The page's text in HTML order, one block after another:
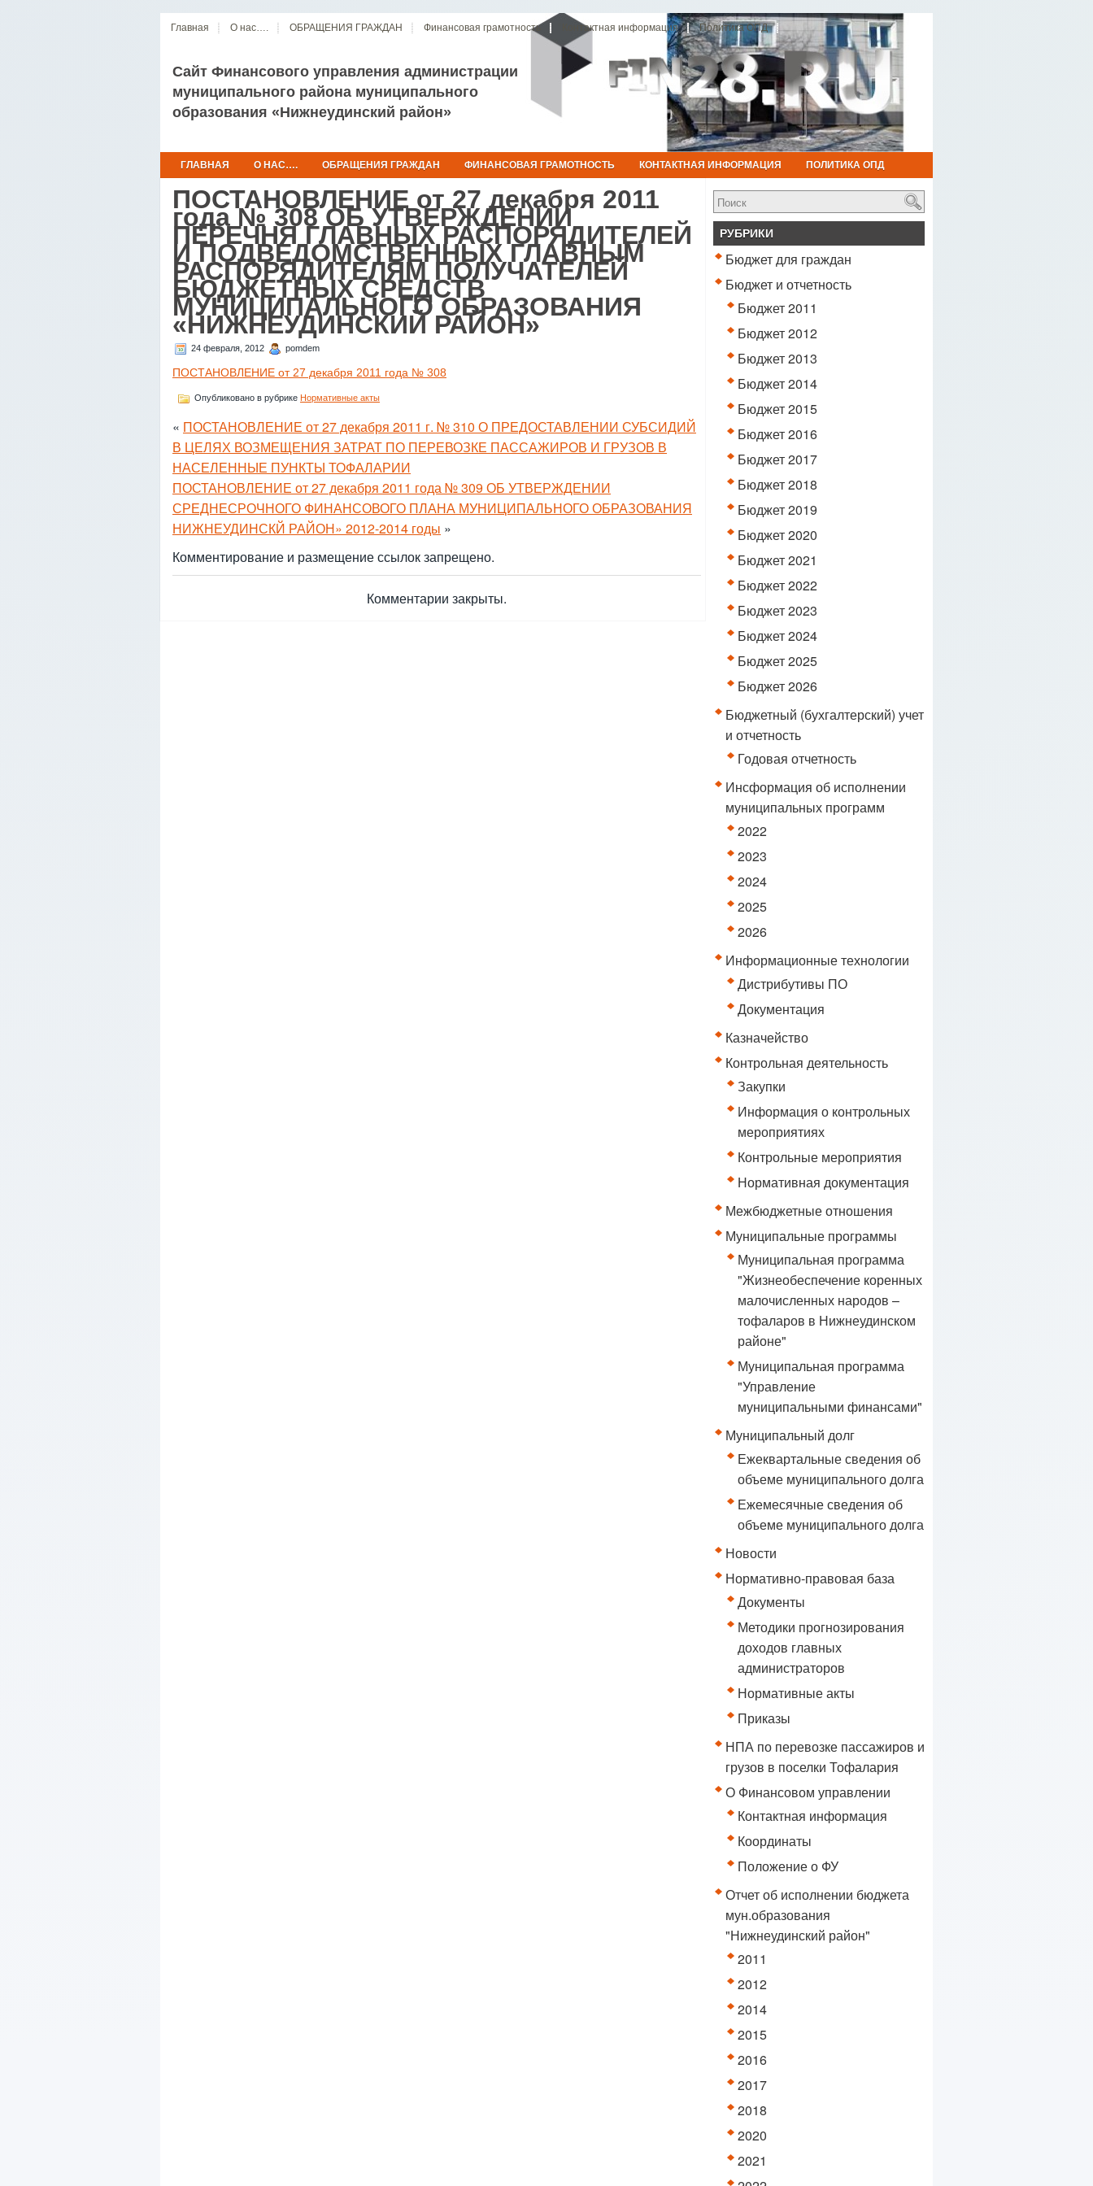
Главная О нас…. ОБРАЩЕНИЯ ГРАЖДАН Финансовая грамотность Контактная информация Политика ОПД
Сайт Финансового управления администрации
муниципального района муниципального
образования «Нижнеудинский район»
ГЛАВНАЯ О НАС…. ОБРАЩЕНИЯ ГРАЖДАН ФИНАНСОВАЯ ГРАМОТНОСТЬ КОНТАКТНАЯ ИНФОРМАЦИЯ ПОЛИТИКА ОПД
ПОСТАНОВЛЕНИЕ от 27 декабря 2011
года № 308 ОБ УТВЕРЖДЕНИИ
ПЕРЕЧНЯ ГЛАВНЫХ РАСПОРЯДИТЕЛЕЙ
И ПОДВЕДОМСТВЕННЫХ ГЛАВНЫМ
РАСПОРЯДИТЕЛЯМ ПОЛУЧАТЕЛЕЙ
БЮДЖЕТНЫХ СРЕДСТВ
МУНИЦИПАЛЬНОГО ОБРАЗОВАНИЯ
«НИЖНЕУДИНСКИЙ РАЙОН»
24 февраля, 2012 pomdem
ПОСТАНОВЛЕНИЕ от 27 декабря 2011 года № 308
Опубликовано в рубрике Нормативные акты
« ПОСТАНОВЛЕНИЕ от 27 декабря 2011 г. № 310 О ПРЕДОСТАВЛЕНИИ СУБСИДИЙ
В ЦЕЛЯХ ВОЗМЕЩЕНИЯ ЗАТРАТ ПО ПЕРЕВОЗКЕ ПАССАЖИРОВ И ГРУЗОВ В
НАСЕЛЕННЫЕ ПУНКТЫ ТОФАЛАРИИ
ПОСТАНОВЛЕНИЕ от 27 декабря 2011 года № 309 ОБ УТВЕРЖДЕНИИ
СРЕДНЕСРОЧНОГО ФИНАНСОВОГО ПЛАНА МУНИЦИПАЛЬНОГО ОБРАЗОВАНИЯ
НИЖНЕУДИНСКЙ РАЙОН» 2012-2014 годы »
Комментирование и размещение ссылок запрещено.
Комментарии закрыты.
РУБРИКИ
Бюджет для граждан
Бюджет и отчетность
Бюджет 2011
Бюджет 2012
Бюджет 2013
Бюджет 2014
Бюджет 2015
Бюджет 2016
Бюджет 2017
Бюджет 2018
Бюджет 2019
Бюджет 2020
Бюджет 2021
Бюджет 2022
Бюджет 2023
Бюджет 2024
Бюджет 2025
Бюджет 2026
Бюджетный (бухгалтерский) учет
и отчетность
Годовая отчетность
Инсформация об исполнении
муниципальных программ
2022
2023
2024
2025
2026
Информационные технологии
Дистрибутивы ПО
Документация
Казначейство
Контрольная деятельность
Закупки
Информация о контрольных
мероприятиях
Контрольные мероприятия
Нормативная документация
Межбюджетные отношения
Муниципальные программы
Муниципальная программа
"Жизнеобеспечение коренных
малочисленных народов –
тофаларов в Нижнеудинском
районе"
Муниципальная программа
"Управление
муниципальными финансами"
Муниципальный долг
Ежеквартальные сведения об
объеме муниципального долга
Ежемесячные сведения об
объеме муниципального долга
Новости
Нормативно-правовая база
Документы
Методики прогнозирования
доходов главных
администраторов
Нормативные акты
Приказы
НПА по перевозке пассажиров и
грузов в поселки Тофалария
О Финансовом управлении
Контактная информация
Координаты
Положение о ФУ
Отчет об исполнении бюджета
мун.образования
"Нижнеудинский район"
2011
2012
2014
2015
2016
2017
2018
2020
2021